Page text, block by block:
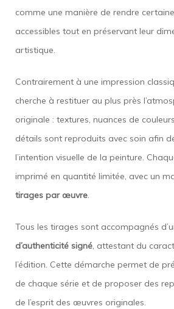
comme une manière de rendre
accessibles tout en préservant leur
artistique.
Contrairement à une impression
cherche à restituer au plus près
originale : textures, nuances de
détails sont reproduits avec soin afin
l’intention visuelle de la peinture.
imprimé en quantité limitée, avec un
tirages par œuvre.
Tous les tirages sont accompagnés
d’authenticité signé, attestant du
l’édition. Cette démarche permet de
de chaque série et de proposer des
de l’esprit des œuvres originales.